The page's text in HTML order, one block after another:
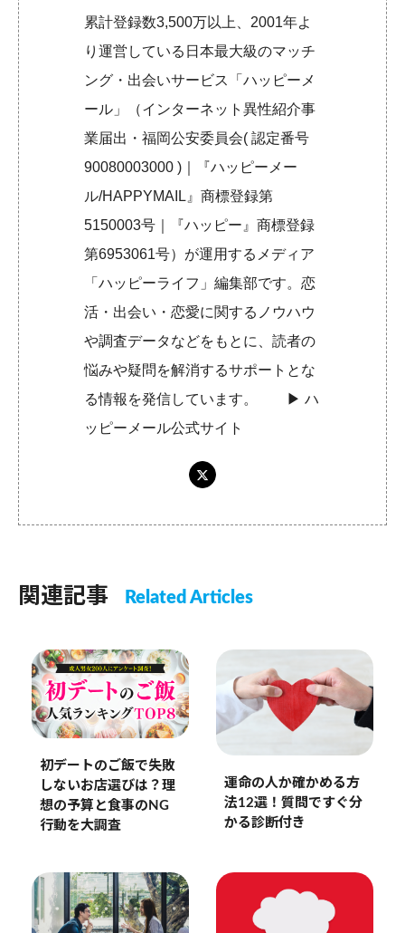
累計登録数3,500万以上、2001年よ
り運営している日本最大級のマッチ
ング・出会いサービス「ハッピーメ
ール」（インターネット異性紹介事
業届出・福岡公安委員会( 認定番号
90080003000 )｜『ハッピーメー
ル/HAPPYMAIL』商標登録第
5150003号｜『ハッピー』商標登録
第6953061号）が運用するメディア
「ハッピーライフ」編集部です。恋
活・出会い・恋愛に関するノウハウ
や調査データなどをもとに、読者の
悩みや疑問を解消するサポートとな
る情報を発信しています。 ▶︎ハ
ッピーメール公式サイト
関連記事 Related Articles
初デートのご飯で失敗
しないお店選びは？理
想の予算と食事のNG
行動を大調査
運命の人か確かめる方
法12選！質問ですぐ分
かる診断付き